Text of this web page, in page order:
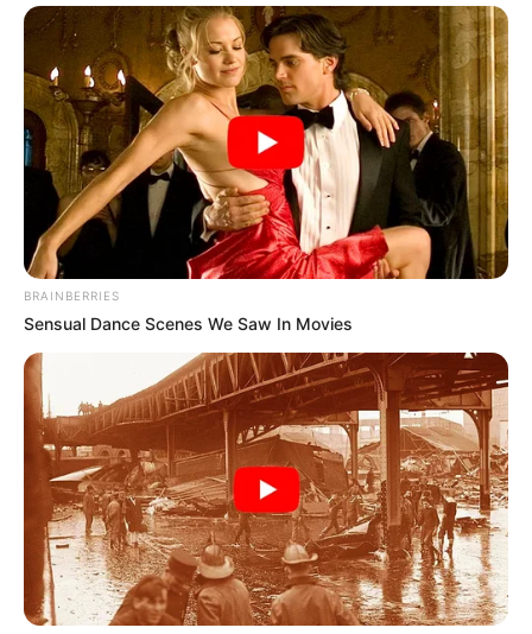
Tenemos todas las noticias que le
interesan. Para estar bien informado, por
favor, active las notificaciones de Alerta.
ACTIVAR AHORA
TEMAS DESTACADOS
CORTES DE LUZ EN BOLÍVAR
EL CARMEN DE BOLÍVAR
DUMEK TURBAY
ALCALDÍA DE CARTAGENA
YAMIL ARANA
FEMINICIDIO
BRAINBERRIES
Sensual Dance Scenes We Saw In Movies